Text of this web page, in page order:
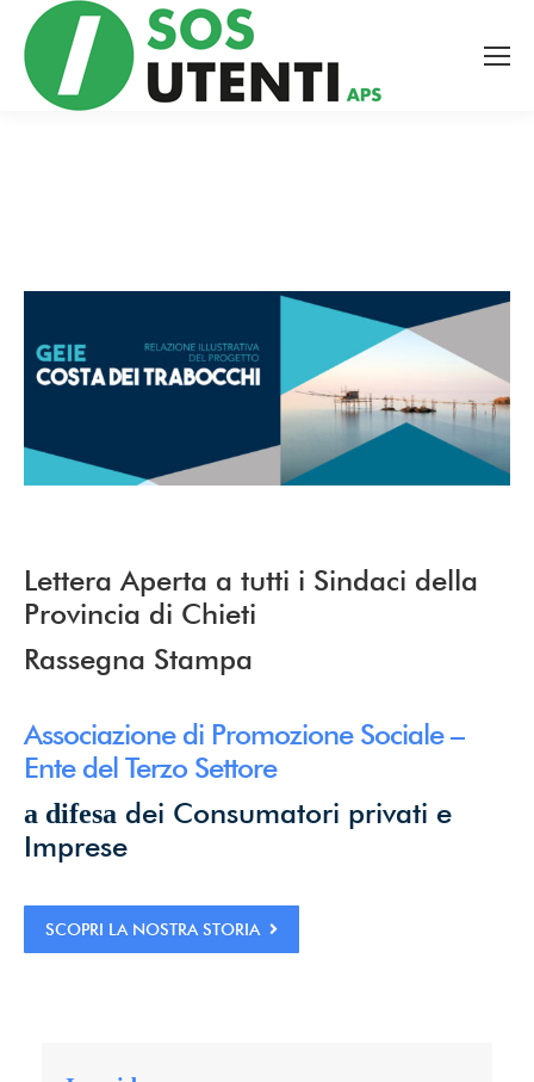
Lettera Aperta a tutti i Sindaci della
Provincia di Chieti
Rassegna Stampa
Associazione di Promozione Sociale –
Ente del Terzo Settore
a difesa dei Consumatori privati e
Imprese
SCOPRI LA NOSTRA STORIA
Tutte le novità dal mondo
della tutela bancaria,
Facciamo valere, insieme,
il potere dell’informazione.
Iscriviti ora!
Powered byARForms(Unlicensed)